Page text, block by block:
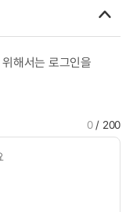
해서는 로그인을
0/ 200